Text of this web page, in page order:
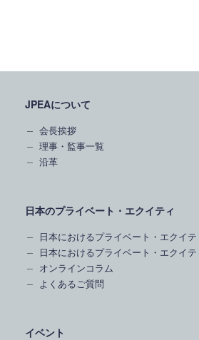
JPEAについて
会長挨拶
理事・監事一覧
沿革
日本のプライベート・エクイティ
日本におけるプライベート・エクイ
日本におけるプライベート・エクイ
オンラインコラム
よくあるご質問
イベント